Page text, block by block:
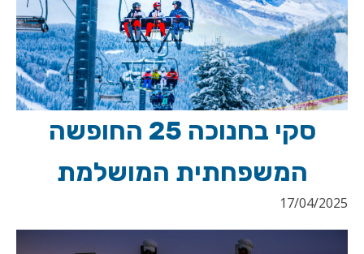
סקי בחנוכה 25 החופשה
המשפחתית המושלמת
17/04/2025